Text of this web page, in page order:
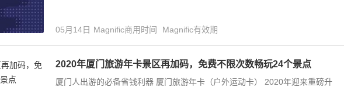
05月14日 Magnific商用时间 Magnific有效期
2020年厦门旅游年卡景区再加码，免费不限次数畅玩24个景点
厦门人出游的必备省钱利器 厦门旅游年卡（户外运动卡） 2020年迎来重磅升